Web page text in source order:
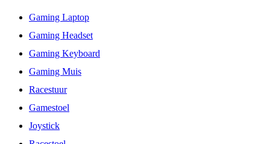
Gaming Laptop
Gaming Headset
Gaming Keyboard
Gaming Muis
Racestuur
Gamestoel
Joystick